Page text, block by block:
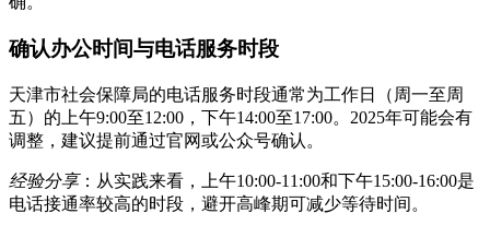
确认办公时间与电话服务时段
天津市社会保障局的电话服务时段通常为工作日（周一至周
五）的上午9:00至12:00，下午14:00至17:00。2025年可能会有
调整，建议提前通过官网或公众号确认。
经验分享：从实践来看，上午10:00-11:00和下午15:00-16:00是
电话接通率较高的时段，避开高峰期可减少等待时间。